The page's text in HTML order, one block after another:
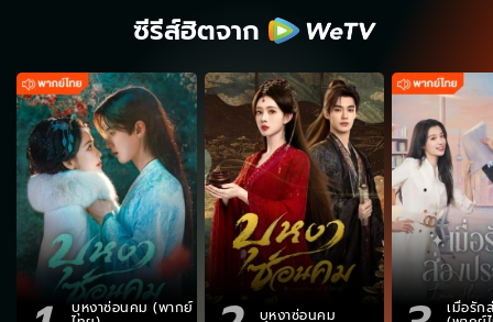
ซีรีส์ฮิตจาก
บุหงาซ่อนคม (พากย์ บุหงาซ่อนคม เมื่อรัก